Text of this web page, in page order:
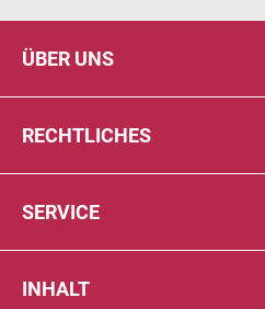
ÜBER UNS
RECHTLICHES
SERVICE
INHALT